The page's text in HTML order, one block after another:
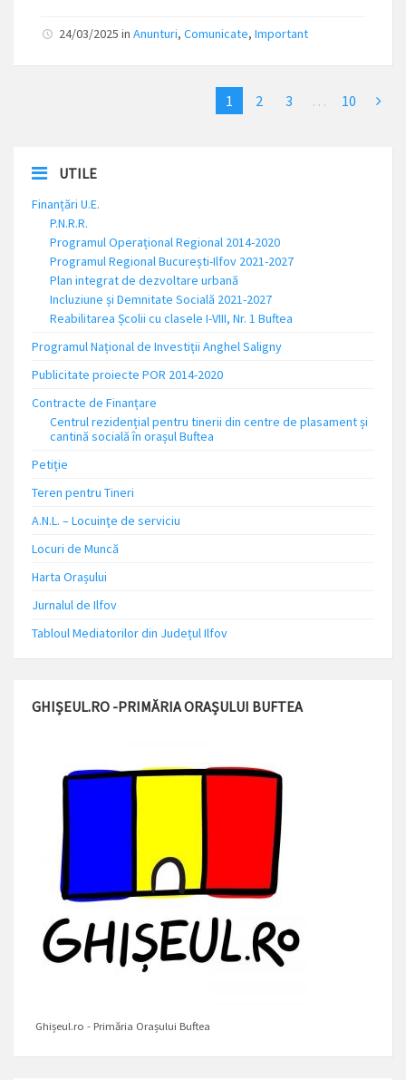
24/03/2025 in Anunturi, Comunicate, Important
1 2 3 … 10
UTILE
Finanțări U.E.
P.N.R.R.
Programul Operațional Regional 2014-2020
Programul Regional București-Ilfov 2021-2027
Plan integrat de dezvoltare urbană
Incluziune și Demnitate Socială 2021-2027
Reabilitarea Școlii cu clasele I-VIII, Nr. 1 Buftea
Programul Național de Investiții Anghel Saligny
Publicitate proiecte POR 2014-2020
Contracte de Finanțare
Centrul rezidențial pentru tinerii din centre de plasament și
cantină socială în orașul Buftea
Petiție
Teren pentru Tineri
A.N.L. – Locuinţe de serviciu
Locuri de Muncă
Harta Orașului
Jurnalul de Ilfov
Tabloul Mediatorilor din Județul Ilfov
GHIȘEUL.RO -PRIMĂRIA ORAȘULUI BUFTEA
Ghișeul.ro - Primăria Orașului Buftea